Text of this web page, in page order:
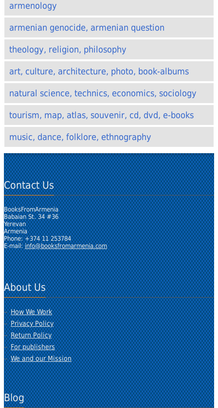
armenology
armenian genocide, armenian question
theology, religion, philosophy
art, culture, architecture, photo, book-albums
natural science, technics, economics, sociology
tourism, map, atlas, souvenir, cd, dvd, e-books
music, dance, folklore, ethnography
Contact Us
BooksFromArmenia
Babaian St. 34 #36
Yerevan
Armenia
Phone: +374 11 253784
E-mail:info@booksfromarmenia.com
About Us
How We Work
Privacy Policy
Return Policy
For publishers
We and our Mission
Blog